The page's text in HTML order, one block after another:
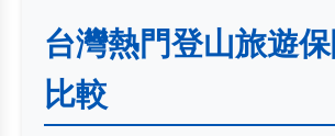
台灣熱門登山旅遊
比較